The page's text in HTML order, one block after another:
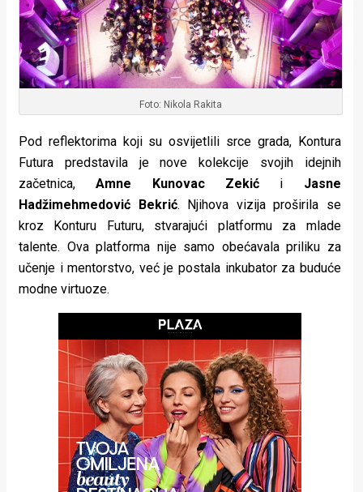
Aktuelnosti
Promo
About
Magazin
Foto: Nikola Rakita
Pod reflektorima koji su osvijetlili srce grada, Kontura
Futura predstavila je nove kolekcije svojih idejnih
začetnica,Amne Kunovac Zekić i Jasne
Hadžimehmedović Bekrić. Njihova vizija proširila se
kroz Konturu Futuru, stvarajući platformu za mlade
talente. Ova platforma nije samo obećavala priliku za
učenje i mentorstvo, već je postala inkubator za buduće
modne virtuoze.